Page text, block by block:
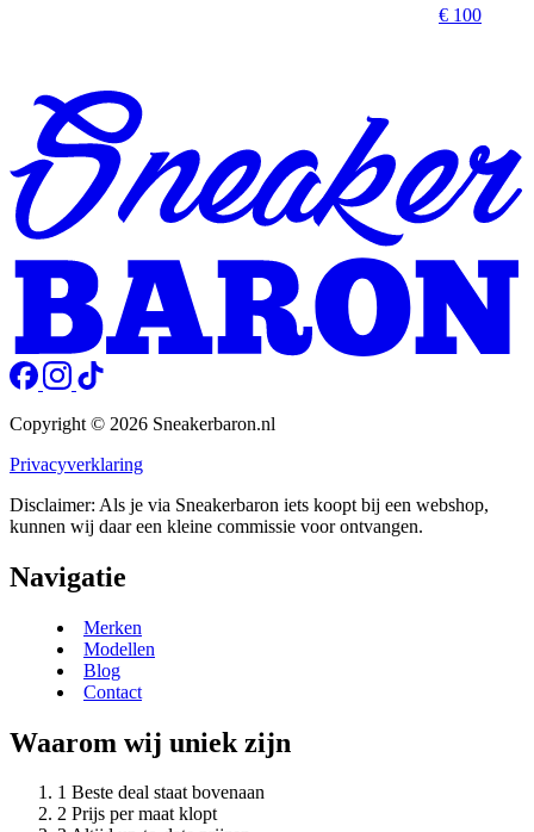
€ 100
Copyright © 2026 Sneakerbaron.nl
Privacyverklaring
Disclaimer: Als je via Sneakerbaron iets koopt bij een webshop,
kunnen wij daar een kleine commissie voor ontvangen.
Navigatie
Merken
Modellen
Blog
Contact
Waarom wij uniek zijn
Beste deal staat bovenaan
Prijs per maat klopt